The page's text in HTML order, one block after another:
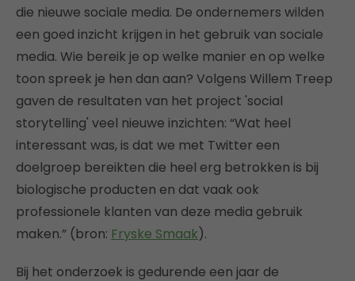
die nieuwe sociale media. De ondernemers wilden
een goed inzicht krijgen in het gebruik van sociale
media. Wie bereik je op welke manier en op welke
toon spreek je hen dan aan? Volgens Willem Treep
gaven de resultaten van het project 'social
storytelling' veel nieuwe inzichten: “Wat heel
interessant was, is dat we met Twitter een
doelgroep bereikten die heel erg betrokken is bij
biologische producten en dat vaak ook
professionele klanten van deze media gebruik
maken.” (bron: Fryske Smaak).
Bij het onderzoek is gedurende een jaar de